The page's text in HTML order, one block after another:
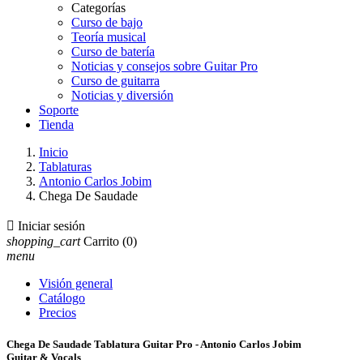
Categorías
Curso de bajo
Teoría musical
Curso de batería
Noticias y consejos sobre Guitar Pro
Curso de guitarra
Noticias y diversión
Soporte
Tienda
Inicio
Tablaturas
Antonio Carlos Jobim
Chega De Saudade
 Iniciar sesión
shopping_cart Carrito (0)
menu
Visión general
Catálogo
Precios
Chega De Saudade Tablatura Guitar Pro - Antonio Carlos Jobim
Guitar & Vocals